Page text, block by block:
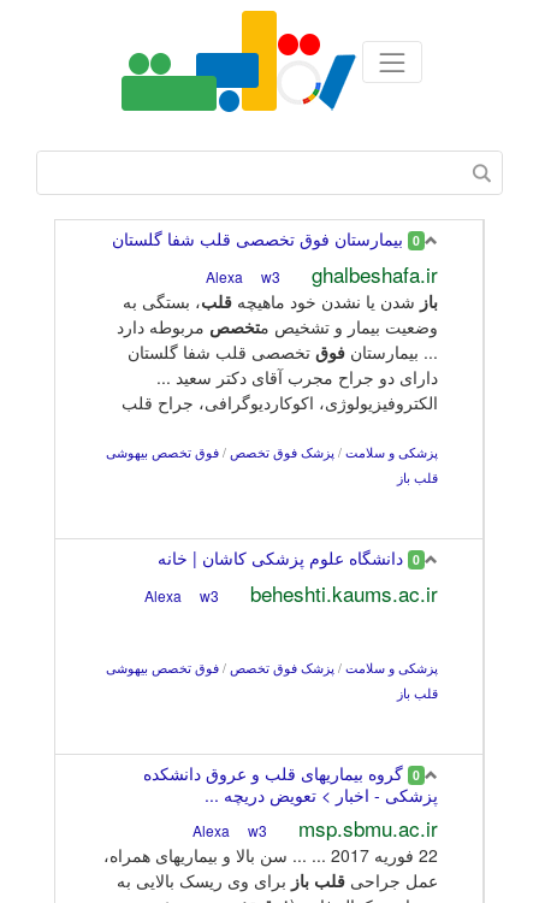
0 بیمارستان فوق تخصصی قلب شفا گلستان
ghalbeshafa.ir
w3
باز شدن یا نشدن خود ماهیچه قلب، بستگی به
وضعیت بیمار و تشخیص متخصص مربوطه دارد
... بیمارستان فوق تخصصی قلب شفا گلستان
دارای دو جراح مجرب آقای دكتر سعید ...
الکتروفیزیولوژی، اکوکاردیوگرافی، جراح قلب
پزشکی و سلامت / پزشک فوق تخصص / فوق تخصص بیهوشی
قلب باز
0 دانشگاه علوم پزشکی کاشان | خانه
beheshti.kaums.ac.ir
w3
پزشکی و سلامت / پزشک فوق تخصص / فوق تخصص بیهوشی
قلب باز
0 گروه بیماریهای قلب و عروق دانشکده
پزشکی - اخبار > تعویض دریچه ...
msp.sbmu.ac.ir
w3
22 فوریه 2017 ... ... سن بالا و بیماریهای همراه،
عمل جراحی قلب باز برای وی ریسک بالایی به